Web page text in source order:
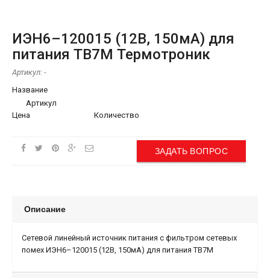
ИЭН6–120015 (12В, 150мА) для
питания ТВ7М Термотроник
Артикул: -
Название
Артикул
Цена
Количество
ЗАДАТЬ ВОПРОС
Описание
Сетевой линейный источник пи­та­ния с фильтром сетевых
помех ИЭН6–120015 (12В, 150мА) для питания ТВ7М